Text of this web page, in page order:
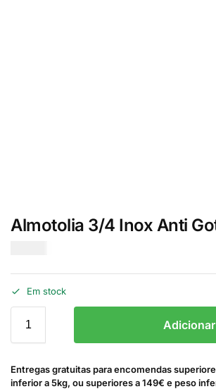
Almotolia 3/4 Inox Anti
Em stock
Adicionar
Entregas gratuitas para encomendas
inferior a 5kg, ou superiores a 149€ e peso